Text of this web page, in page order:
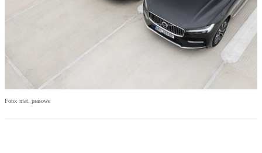
Foto: mat. prasowe